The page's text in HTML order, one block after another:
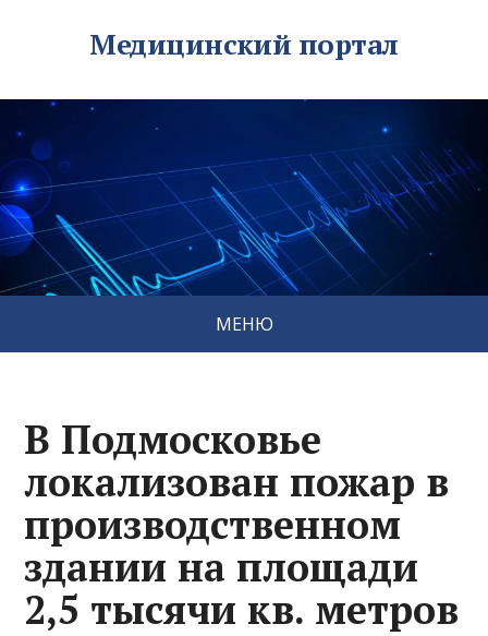
Медицинский портал
МЕНЮ
В Подмосковье
локализован пожар в
производственном
здании на площади
2,5 тысячи кв. метров